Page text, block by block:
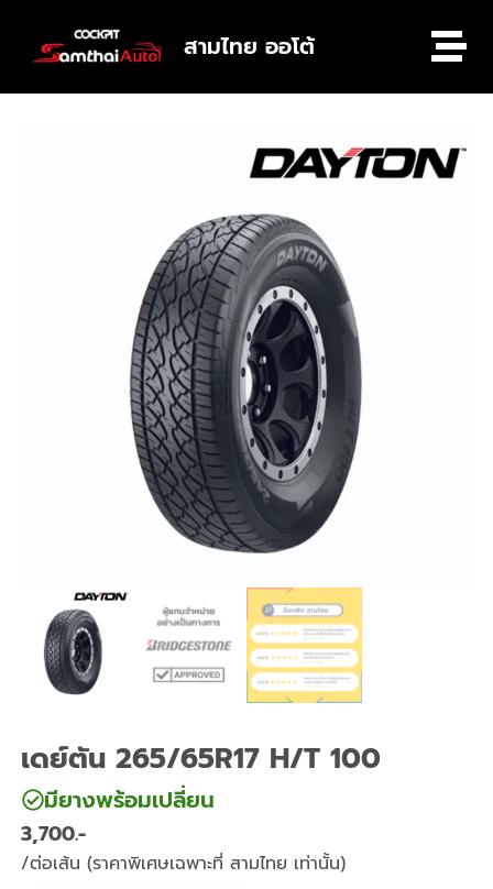
สามไทย ออโต้
เดย์ตัน 265/65R17 H/T 100
มียางพร้อมเปลี่ยน
3,700
/ต่อเส้น (ราคาพิเศษเฉพาะที่ สามไทย เท่านั้น)